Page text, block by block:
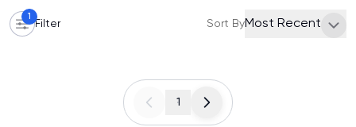
1
Filter Sort ByMost Recent
1